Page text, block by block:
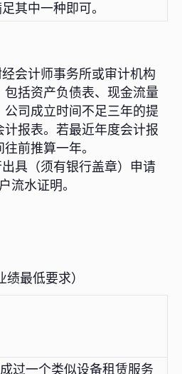
其中一种即可。
会计师事务所或审计机构
括资产负债表、现金流量
司成立时间不足三年的提
报表。若最近年度会计报
前推算一年。
具（须有银行盖章）申请
流水证明。
最低要求）
过一个类似设备租赁服务